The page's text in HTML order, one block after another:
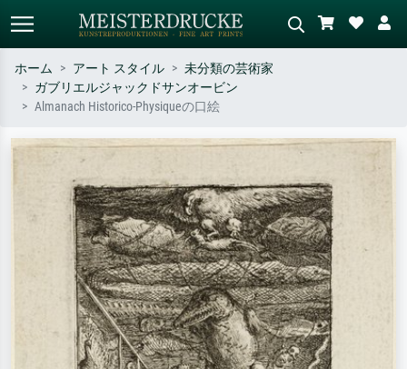
標準検索
– 例：モネ、星月夜、印象派、北
緑の草原、赤の多い抽象画、暗い
油絵、木のそばの立ち姿のヌー
ド。
ホーム アート スタイル
未分類の芸術家
ガブリエルジャックドサンオービン
Almanach Historico-Physiqueの口絵